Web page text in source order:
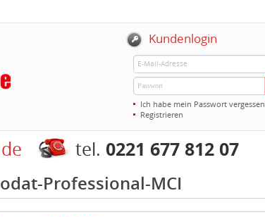
Kundenlogin
Ich habe mein Passwort vergessen
Registrieren
tel. 0221 677 812 07
Professional-MCI